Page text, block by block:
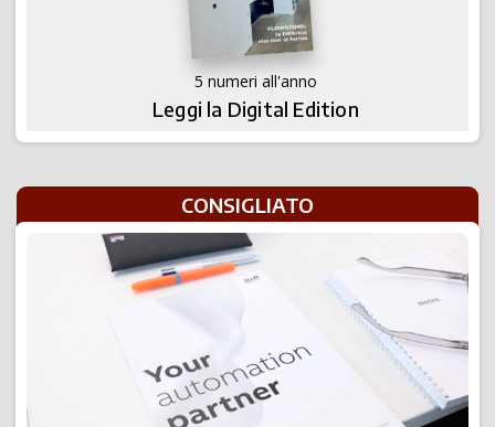
5 numeri all'anno
Leggi la Digital Edition
CONSIGLIATO